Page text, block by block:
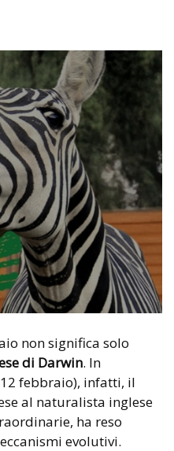
non significa solo
di Darwin. In
febbraio), infatti, il
al naturalista inglese
ha reso
evolutivi.